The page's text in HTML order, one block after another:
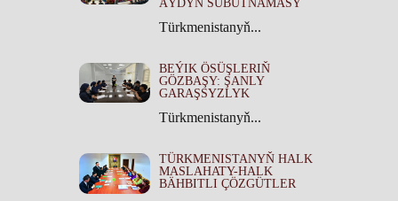
AÝDYŇ SUBUTNAMASY
Türkmenistanyň...
BEÝIK ÖSÜŞLERIŇ
GÖZBAŞY: ŞANLY
GARAŞSYZLYK
Türkmenistanyň...
TÜRKMENISTANYŇ HALK
MASLAHATY-HALK
BÄHBITLI ÇÖZGÜTLER